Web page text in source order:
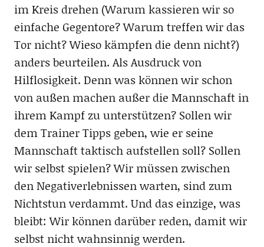
im Kreis drehen (Warum kassieren wir so
einfache Gegentore? Warum treffen wir das
Tor nicht? Wieso kämpfen die denn nicht?)
anders beurteilen. Als Ausdruck von
Hilflosigkeit. Denn was können wir schon
von außen machen außer die Mannschaft in
ihrem Kampf zu unterstützen? Sollen wir
dem Trainer Tipps geben, wie er seine
Mannschaft taktisch aufstellen soll? Sollen
wir selbst spielen? Wir müssen zwischen
den Negativerlebnissen warten, sind zum
Nichtstun verdammt. Und das einzige, was
bleibt: Wir können darüber reden, damit wir
selbst nicht wahnsinnig werden.